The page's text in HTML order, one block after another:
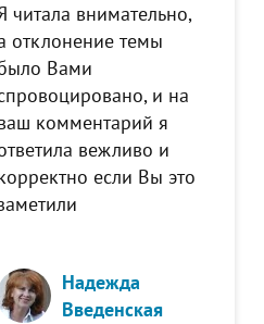
читала внимательно,
отклонение темы
Вами
и на
комментарий я
вежливо и
если Вы это
Надежда
Введенская